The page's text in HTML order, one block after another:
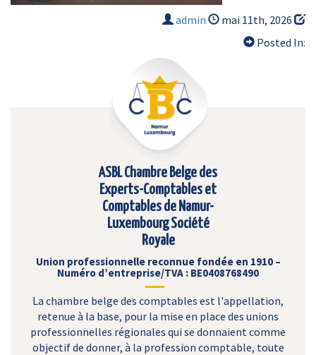
admin
mai 11th, 2026
Posted In:
ASBL Chambre Belge des
Experts-Comptables et
Comptables de Namur-
Luxembourg Société
Royale
Union professionnelle reconnue fondée en 1910 –
Numéro d’entreprise/TVA : BE0408768490
La chambre belge des comptables est l'appellation,
retenue à la base, pour la mise en place des unions
professionnelles régionales qui se donnaient comme
objectif de donner, à la profession comptable, toute